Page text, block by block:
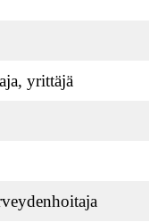
yrittäjä